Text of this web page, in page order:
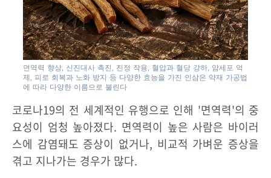
면역력 향상, 신진대사 촉진, 진정 작용, 혈압과 혈당 강하, 암세포 억
제, 피로 회복과 노화 방지 등 다양한 효능을 가진 인삼은 약재 가공법
에 따라 다양한 이름으로 불린다
코로나19의 전 세계적인 유행으로 인해 '면역력'의 중
요성이 엄청 높아졌다. 면역력이 높은 사람은 바이러
스에 감염돼도 증상이 없거나, 비교적 가벼운 증상을
겪고 지나가는 경우가 많다.